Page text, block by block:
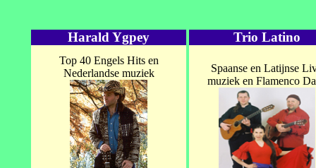
Harald Ygpey
Top 40 Engels Hits en
Nederlandse muziek
Trio Latino
Spaanse en Latijnse
muziek en Flamenco